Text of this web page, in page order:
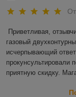
Приветливая,
газовый
исчерпывающий
приятную скидку.